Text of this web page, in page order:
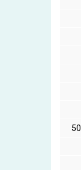
50